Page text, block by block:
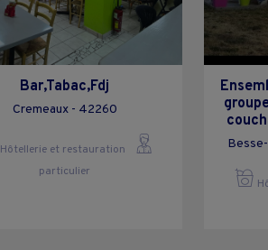
Bar,Tabac,Fdj
Cremeaux - 42260
Hôtellerie et restauration
particulier